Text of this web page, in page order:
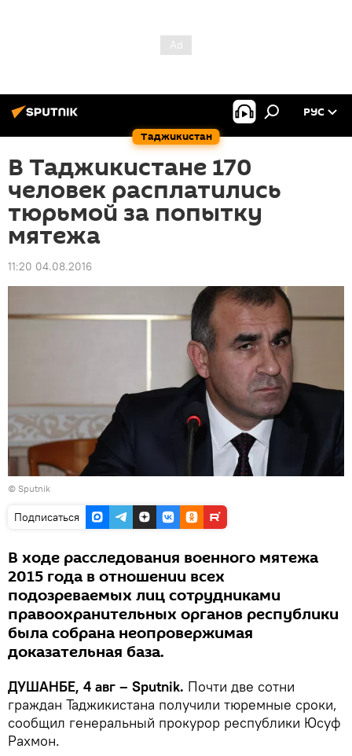
Таджикистан
РУС
В Таджикистане 170
человек расплатились
тюрьмой за попытку
мятежа
11:20 04.08.2016
© Sputnik
Подписаться
В ходе расследования военного мятежа
2015 года в отношении всех
подозреваемых лиц сотрудниками
правоохранительных органов республики
была собрана неопровержимая
доказательная база.
ДУШАНБЕ, 4 авг – Sputnik. Почти две сотни
граждан Таджикистана получили тюремные сроки,
сообщил генеральный прокурор республики Юсуф
Рахмон.